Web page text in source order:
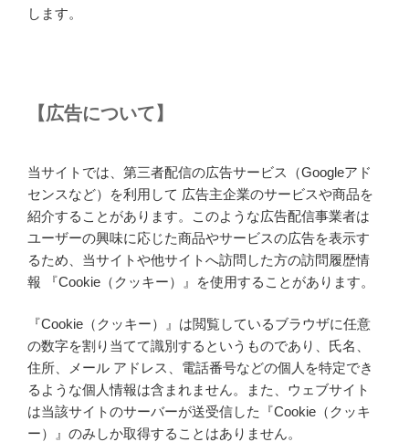
します。
【広告について】
当サイトでは、第三者配信の広告サービス（Googleアド
センスなど）を利用して 広告主企業のサービスや商品を
紹介することがあります。このような広告配信事業者は
ユーザーの興味に応じた商品やサービスの広告を表示す
るため、当サイトや他サイトへ訪問した方の訪問履歴情
報 『Cookie（クッキー）』を使用することがあります。
『Cookie（クッキー）』は閲覧しているブラウザに任意
の数字を割り当てて識別するというものであり、氏名、
住所、メール アドレス、電話番号などの個人を特定でき
るような個人情報は含まれません。また、ウェブサイト
は当該サイトのサーバーが送受信した『Cookie（クッキ
ー）』のみしか取得することはありません。